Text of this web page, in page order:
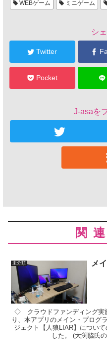
WEBゲーム ミニゲーム
シ
Twitter
Pocket
J-asaを
関
未分類
メ
◇ クラウドファンディング実
り、本アプリのメイン・プログ
ジェクト【人狼LIAR】につい
した。 (大渕脇氏